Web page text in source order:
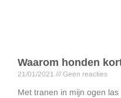
Waarom honden
21/01/2021 Geen reacties
Met tranen in mijn ogen